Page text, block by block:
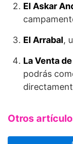
El Askar
El Arrabal,
La Venta
podrás
Otros